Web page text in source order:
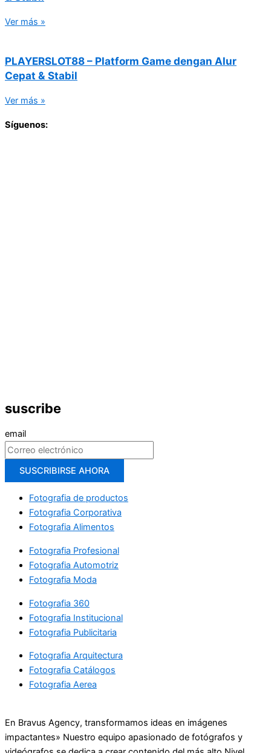
Ver más »
PLAYERSLOT88 – Platform Game dengan Alur
Cepat & Stabil
Ver más »
Síguenos:
suscribe
email
Fotografia de productos
Fotografia Corporativa
Fotografia Alimentos
Fotografia Profesional
Fotografia Automotriz
Fotografia Moda
Fotografia 360
Fotografia Institucional
Fotografia Publicitaria
Fotografia Arquitectura
Fotografia Catálogos
Fotografia Aerea
En Bravus Agency, transformamos ideas en imágenes
impactantes» Nuestro equipo apasionado de fotógrafos y